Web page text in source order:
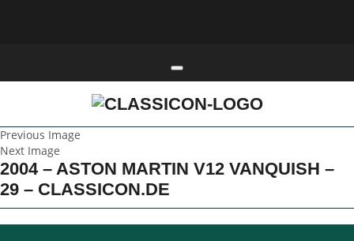
Toggle navigation
Previous Image
Next Image
2004 – ASTON MARTIN V12 VANQUISH –
29 – CLASSICON.DE